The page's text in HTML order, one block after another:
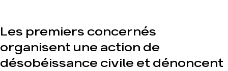
Valeurs
Équipes et
fonctionnement
Mode : une tendance
destructrice
Gaz au Mozambique,
Les premiers concernés
organisent une action de
désobéissance civile et dénoncent